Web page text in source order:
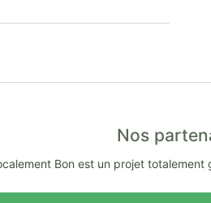
Nos
Bon est un projet